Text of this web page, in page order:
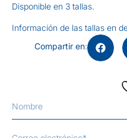
Disponible en 3 tallas.
Información de las tallas en
Compartir en: